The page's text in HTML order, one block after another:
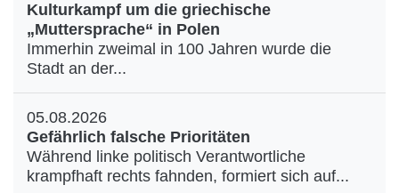
Kulturkampf um die griechische
„Muttersprache“ in Polen
Immerhin zweimal in 100 Jahren wurde die
Stadt an der...
05.08.2026
Gefährlich falsche Prioritäten
Während linke politisch Verantwortliche
krampfhaft rechts fahnden, formiert sich auf...